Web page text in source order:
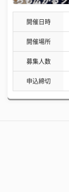
開催日時
開催場所
募集人数
申込締切